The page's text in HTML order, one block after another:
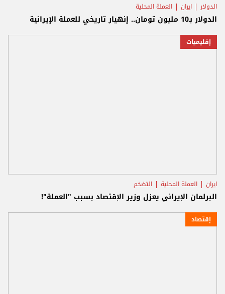
الدولار ايران العملة المحلية
الدولار بـ10 مليون تومان.. إنهيار تاريخي للعملة الإيرانية
إقليميات
ايران العملة المحلية التضخم
البرلمان الإيراني يعزل وزير الإقتصاد بسبب "العملة"!
إقتصاد